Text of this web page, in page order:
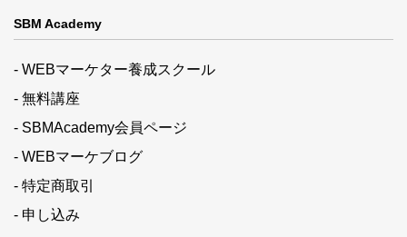
SBM Academy
- WEBマーケター養成スクール
- 無料講座
- SBMAcademy会員ページ
- WEBマーケブログ
- 特定商取引
- 申し込み